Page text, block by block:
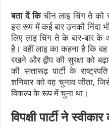
बता दें किचीन लाइ चिंग ते को
इस रूप में कई बार उनकी निंदा भी
लिए लाइ चिंग ते के बार-बार के
है। वहीं लाइ का कहना है कि
रखने और द्वीप की सुरक्षा को
की सत्तारूढ़ पार्टी के
शनिवार को वह चुनाव जीता,
विकल्प के रूप में चुना था।
विपक्षी पार्टी ने